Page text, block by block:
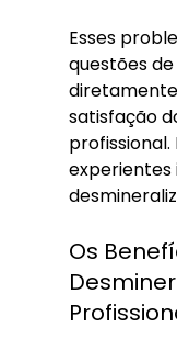
Esses
questões
satisfação
profissional.
experientes
Os